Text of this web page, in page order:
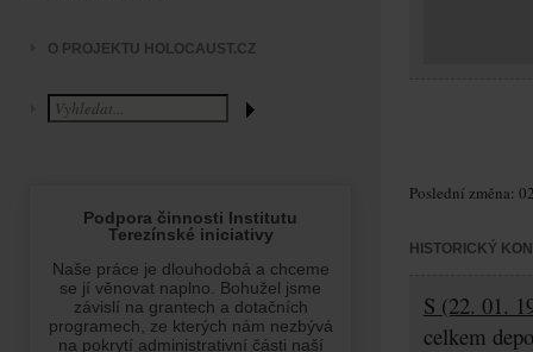
O PROJEKTU HOLOCAUST.CZ
Poslední změna:
HISTORICKÝ
S (22. 01.
celkem